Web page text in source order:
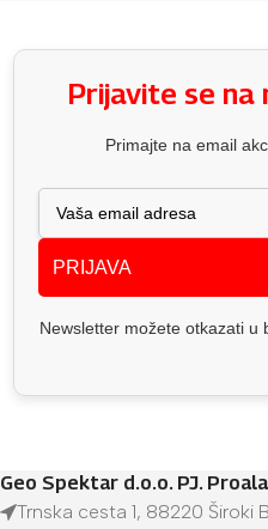
Prijavite se
Primajte na email
PRIJAVA
Newsletter možete otkazati u
Geo Spektar d.o.o. PJ.
Trnska cesta 1, 88220 Široki